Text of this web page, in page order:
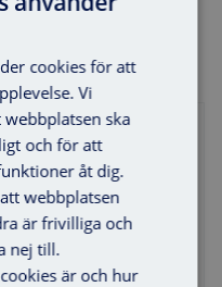
cookies för att
Vi
ska
och för att
åt dig.
webbplatsen
är frivilliga och
nej till.
är och hur